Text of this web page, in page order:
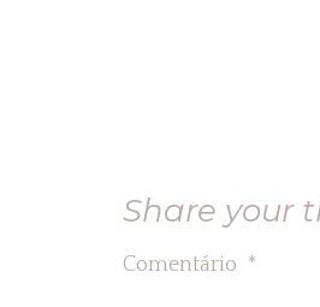
Share your
Comentário *